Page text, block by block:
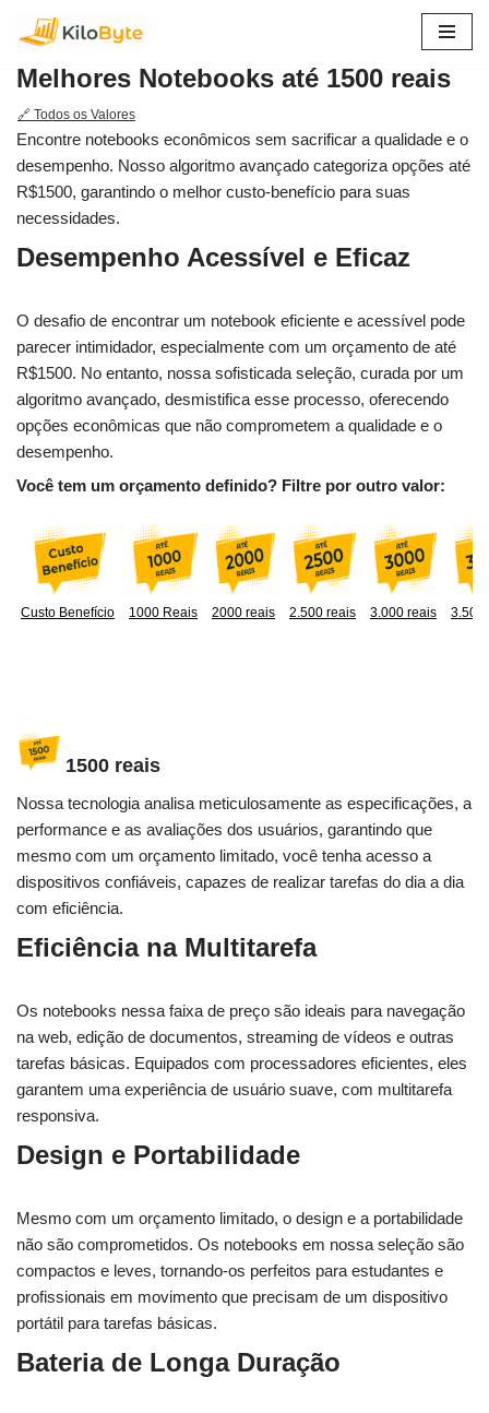
para
o
conteúdo
Melhores Notebooks até 1500 reais
🔗 Todos os Valores
Encontre notebooks econômicos sem sacrificar a qualidade e o
desempenho. Nosso algoritmo avançado categoriza opções até
R$1500, garantindo o melhor custo-benefício para suas
necessidades.
Desempenho Acessível e Eficaz
O desafio de encontrar um notebook eficiente e acessível pode
parecer intimidador, especialmente com um orçamento de até
R$1500. No entanto, nossa sofisticada seleção, curada por um
algoritmo avançado, desmistifica esse processo, oferecendo
opções econômicas que não comprometem a qualidade e o
desempenho.
Você tem um orçamento definido? Filtre por outro valor:
Custo Benefício 1000 Reais 2000 reais 2.500 reais 3.000 reais 3.500
1500 reais
Nossa tecnologia analisa meticulosamente as especificações, a
performance e as avaliações dos usuários, garantindo que
mesmo com um orçamento limitado, você tenha acesso a
dispositivos confiáveis, capazes de realizar tarefas do dia a dia
com eficiência.
Eficiência na Multitarefa
Os notebooks nessa faixa de preço são ideais para navegação
na web, edição de documentos, streaming de vídeos e outras
tarefas básicas. Equipados com processadores eficientes, eles
garantem uma experiência de usuário suave, com multitarefa
responsiva.
Design e Portabilidade
Mesmo com um orçamento limitado, o design e a portabilidade
não são comprometidos. Os notebooks em nossa seleção são
compactos e leves, tornando-os perfeitos para estudantes e
profissionais em movimento que precisam de um dispositivo
portátil para tarefas básicas.
Bateria de Longa Duração